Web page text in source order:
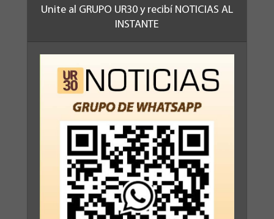
Unite al GRUPO UR30 y recibí NOTICIAS AL
INSTANTE